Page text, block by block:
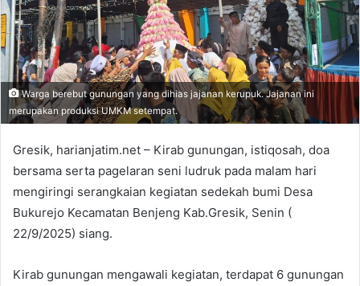
Warga berebut gunungan yang dihias jajanan kerupuk. Jajanan ini
merupakan produksi UMKM setempat.
Gresik, harianjatim.net – Kirab gunungan, istiqosah, doa
bersama serta pagelaran seni ludruk pada malam hari
mengiringi serangkaian kegiatan sedekah bumi Desa
Bukurejo Kecamatan Benjeng Kab.Gresik, Senin (
22/9/2025) siang.
Kirab gunungan mengawali kegiatan, terdapat 6 gunungan